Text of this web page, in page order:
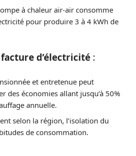
à chaleur air-air consomme
pour produire 3 à 4 kWh de
d’électricité :
et entretenue peut
des économies allant jusqu’à 50%
annuelle.
selon la région, l’isolation du
de consommation.